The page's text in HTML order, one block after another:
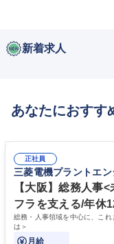
新着求人
あなたにおすす
正社員
三菱電機プラントエ
【大阪】総務人事
フラを支える/年休
総務・人事領域を中心に、こ
は＞
月給